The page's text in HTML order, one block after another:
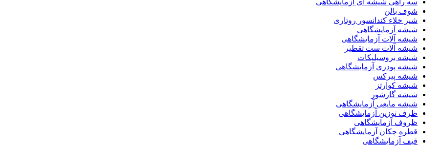
سه راهی شیشه ای آزمایشگاهی
شوف بالن
شیر خلاء کندانسور روتاری
شیشه آزمایشگاهی
شیشه آلات آزمایشگاهی
شیشه آلات ست تقطیر
شیشه بروسیلیکات
شیشه پودری آزمایشگاهی
شیشه پیرکس
شیشه کوارتز
شیشه گازشور
شیشه مایعی آزمایشگاهی
ظرف توزین آزمایشگاهی
ظروف آزمایشگاهی
قطره چکان آزمایشگاهی
قیف آزمایشگاهی